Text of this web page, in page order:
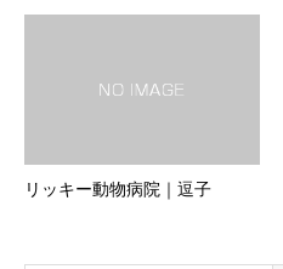
リッキー動物病院｜逗子